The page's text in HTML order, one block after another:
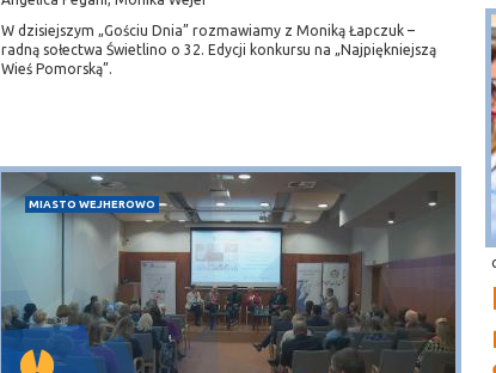
W dzisiejszym „Gościu Dnia” rozmawiamy z Moniką Łapczuk –
radną sołectwa Świetlino o 32. Edycji konkursu na „Najpiękniejszą
Wieś Pomorską”.
MIASTO WEJHEROWO